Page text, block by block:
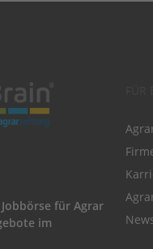
für Agrar
im